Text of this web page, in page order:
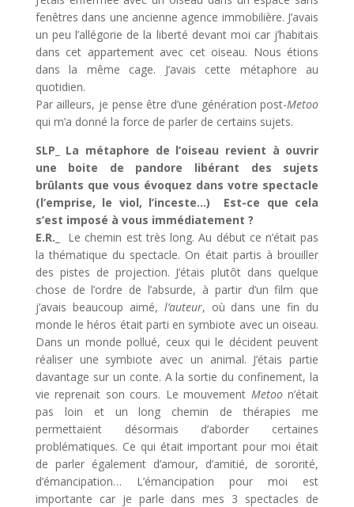
fenêtres dans une ancienne agence immobilière. J’avais
un peu l’allégorie de la liberté devant moi car j’habitais
dans cet appartement avec cet oiseau. Nous étions
dans la même cage. J’avais cette métaphore au
quotidien.
Par ailleurs, je pense être d’une génération post-Metoo
qui m’a donné la force de parler de certains sujets.
SLP_ La métaphore de l’oiseau revient à ouvrir
une boite de pandore libérant des sujets
brûlants que vous évoquez dans votre spectacle
(l’emprise, le viol, l’inceste…) Est-ce que cela
s’est imposé à vous immédiatement ?
E.R._
Le chemin est très long. Au début ce n’était pas
la thématique du spectacle. On était partis à brouiller
des pistes de projection. J’étais plutôt dans quelque
chose de l’ordre de l’absurde, à partir d’un film que
j’avais beaucoup aimé, l’auteur, où dans une fin du
monde le héros était parti en symbiote avec un oiseau.
Dans un monde pollué, ceux qui le décident peuvent
réaliser une symbiote avec un animal. J’étais partie
davantage sur un conte. A la sortie du confinement, la
vie reprenait son cours. Le mouvement Metoon’était
pas loin et un long chemin de thérapies me
permettaient désormais d’aborder certaines
problématiques. Ce qui était important pour moi était
de parler également d’amour, d’amitié, de sororité,
d’émancipation… L’émancipation pour moi est
importante car je parle dans mes 3 spectacles de